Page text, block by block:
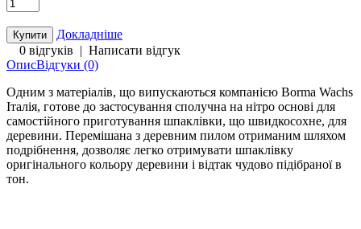
Докладніше
0 відгуків | Написати відгук
ОписВідгуки (0)
Одним з матеріалів, що випускаються компанією Borma Wachs
Італія, готове до застосування сполучна на нітро основі для
самостійного приготування шпаклівки, що швидкосохне, для
деревини. Перемішана з деревним пилом отриманим шляхом
подрібнення, дозволяє легко отримувати шпаклівку
оригінального кольору деревини і відтак чудово підібраної в
тон.